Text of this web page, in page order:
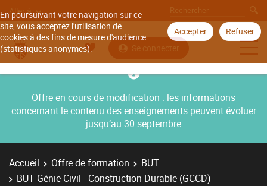
En poursuivant votre navigation sur ce
site, vous acceptez l'utilisation de
cookies à des fins de mesure d'audience
(statistiques anonymes).
Accepter Refuser
Aller à
Se connecter
Offre en cours de modification : les informations
concernant le contenu des enseignements peuvent évoluer
jusqu’au 30 septembre
Accueil Offre de formation
BUT
BUT Génie Civil - Construction Durable (GCCD)